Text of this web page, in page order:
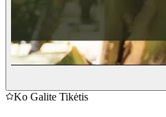
Ko Galite Tikėtis